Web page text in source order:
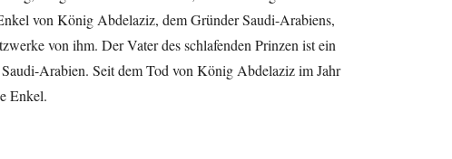
von König Abdelaziz, dem Gründer Saudi-Arabiens,
von ihm. Der Vater des schlafenden Prinzen ist ein
Arabien. Seit dem Tod von König Abdelaziz im Jahr
Enkel.